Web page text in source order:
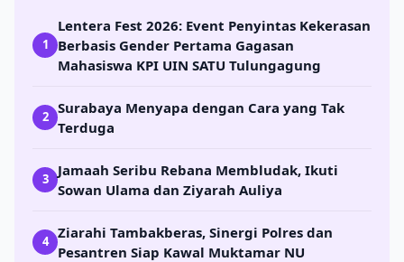
1
Lentera Fest 2026: Event Penyintas Kekerasan
Berbasis Gender Pertama Gagasan
Mahasiswa KPI UIN SATU Tulungagung
2
Surabaya Menyapa dengan Cara yang Tak
Terduga
3
Jamaah Seribu Rebana Membludak, Ikuti
Sowan Ulama dan Ziyarah Auliya
4
Ziarahi Tambakberas, Sinergi Polres dan
Pesantren Siap Kawal Muktamar NU